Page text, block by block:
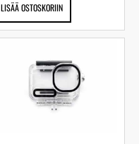
LISÄÄ OSTOSKORIIN